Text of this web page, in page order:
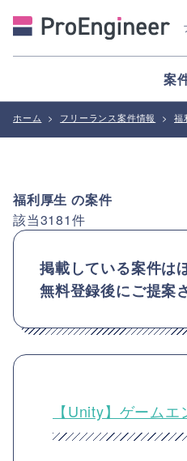
案
ホーム > フリーランス案件情報 > 福
福利厚生 の案件
該当3181件
掲載している案件は
無料登録後にご提案
【Unity】ゲーム